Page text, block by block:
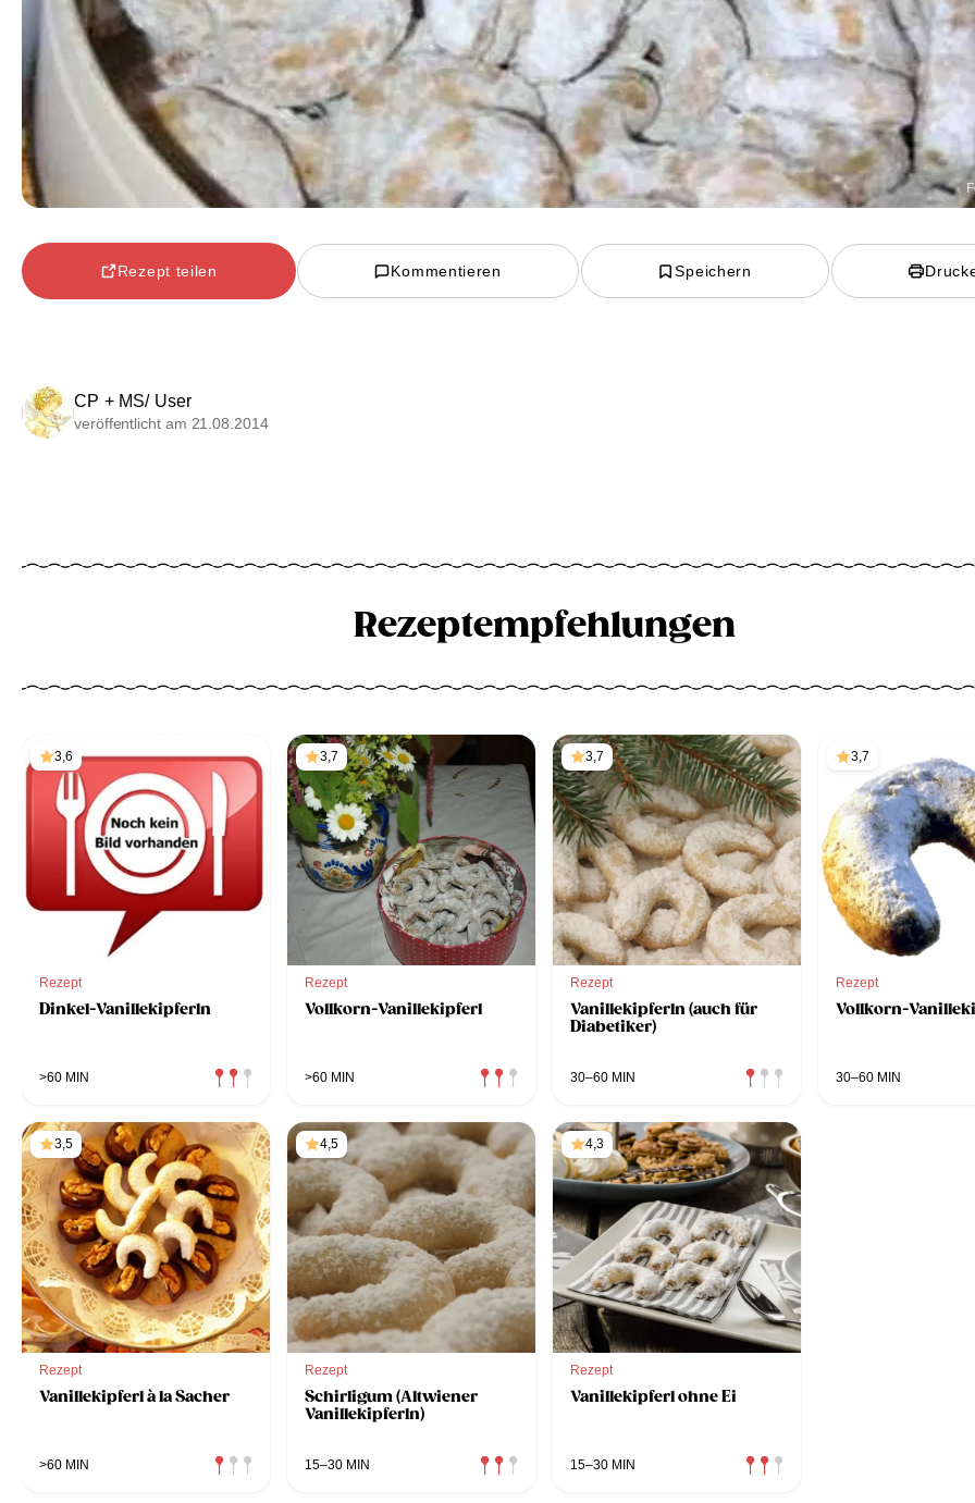
Rezept teilen Kommentieren Speichern
CP + MS/ User
veröffentlicht am 21.08.2014
Rezeptempfehlungen
3,6
Rezept
Dinkel-Vanillekipferln
>60 MIN
3,7
Rezept
Vollkorn-Vanillekipferl
>60 MIN
3,7
Rezept
Vanillekipferln (auch für
Diabetiker)
30–60 MIN
3,7
Rezept
Vollkorn-
30–60 MIN
3,5
Rezept
Vanillekipferl à la Sacher
>60 MIN
4,5
Rezept
Schirligum (Altwiener
Vanillekipferln)
15–30 MIN
4,3
Rezept
Vanillekipferl ohne Ei
15–30 MIN